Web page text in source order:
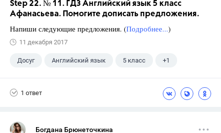
Step 22. № 11. ГДЗ Английский язык 5 класс
Афанасьева. Помогите дописать предложения.
Напиши следующие предложения. (Подробнее...)
11 декабря 2017
Досуг Английский язык 5 класс +1
1 ответ
Богдана Брюнеточкина